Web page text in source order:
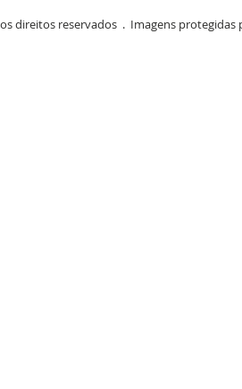
direitos reservados . Imagens